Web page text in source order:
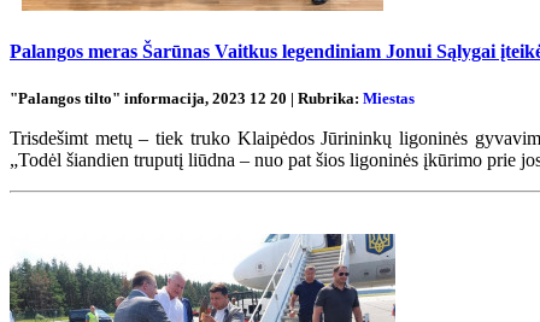
Palangos meras Šarūnas Vaitkus legendiniam Jonui Sąlygai
"Palangos tilto" informacija, 2023 12 20 | Rubrika: Miestas
Trisdešimt metų – tiek truko Klaipėdos Jūrininkų ligoninės
„Todėl šiandien truputį liūdna – nuo pat šios ligoninės įkūrimo prie